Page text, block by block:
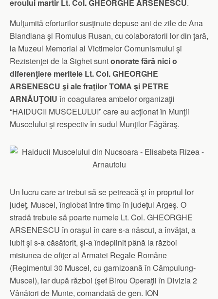
eroului martir Lt. Col. GHEORGHE ARSENESCU.
Mulţumită eforturilor susţinute depuse ani de zile de Ana
Blandiana şi Romulus Rusan, cu colaboratorii lor din ţară,
la Muzeul Memorial al Victimelor Comunismului şi
Rezistenţei de la Sighet suntonorate fără nici o
diferenţiere meritele Lt. Col. GHEORGHE
ARSENESCU şi ale fraţilor TOMA şi PETRE
ARNĂUŢOIU în coagularea ambelor organizaţii
“HAIDUCII MUSCELULUI” care au acţionat în Munţii
Muscelului şi respectiv în sudul Munţilor Făgăraş.
Un lucru care ar trebui să se petreacă şi în propriul lor
judeţ, Muscel, înglobat între timp în judeţul Argeş. O
stradă trebuie să poarte numele Lt. Col. GHEORGHE
ARSENESCU în oraşul în care s-a născut, a învăţat, a
iubit şi s-a căsătorit, şi-a îndeplinit până la război
misiunea de ofiţer al Armatei Regale Române
(Regimentul 30 Muscel, cu garnizoană în Câmpulung-
Muscel), iar după război (şef Birou Operaţii în Divizia 2
Vânători de Munte, comandată de gen. ION